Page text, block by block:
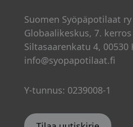
Suomen Syöpäpotilaat ry
Globaalikeskus, 7. kerros
Siltasaarenkatu 4, 00530
info@syopapotilaat.fi
Y-tunnus: 0239008-1